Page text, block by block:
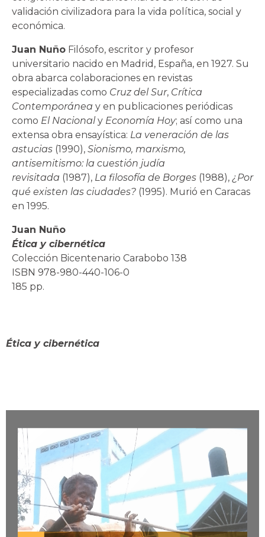
validación civilizadora para la vida política, social y
económica.
Juan Nuño Filósofo, escritor y profesor
universitario nacido en Madrid, España, en 1927. Su
obra abarca colaboraciones en revistas
especializadas como Cruz del Sur, Crítica
Contemporánea y en publicaciones periódicas
como El Nacional y Economía Hoy; así como una
extensa obra ensayística: La veneración de las
astucias (1990), Sionismo, marxismo,
antisemitismo: la cuestión judía
revisitada (1987), La filosofía de Borges (1988), ¿Por
qué existen las ciudades? (1995). Murió en Caracas
en 1995.
Juan Nuño
Ética y cibernética
Colección Bicentenario Carabobo 138
ISBN 978-980-440-106-0
185 pp.
Ética y cibernética